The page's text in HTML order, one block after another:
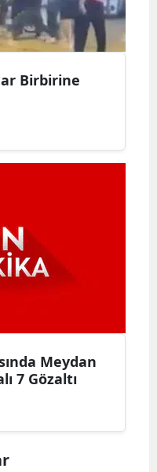
Birbirine
Meydan
7 Gözaltı